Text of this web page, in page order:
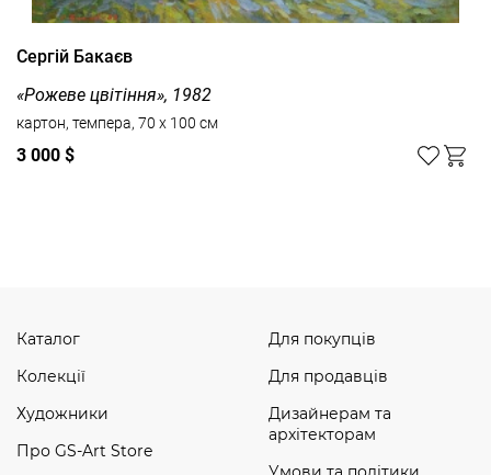
Сергій Бакаєв
«Рожеве цвітіння», 1982
картон, темпера, 70 x 100 см
3 000 $
Каталог
Колекції
Художники
Про GS-Art Store
Для покупців
Для продавців
Дизайнерам та
архітекторам